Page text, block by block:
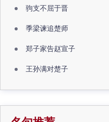
驹支不屈于晋
季梁谏追楚师
郑子家告赵宣子
王孙满对楚子